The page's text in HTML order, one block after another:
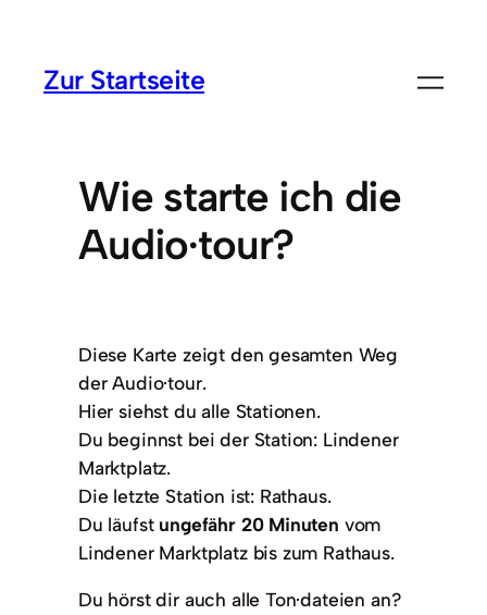
Zur Startseite
Wie starte ich die
Audio·tour?
Diese Karte zeigt den gesamten Weg
der Audio·tour.
Hier siehst du alle Stationen.
Du beginnst bei der Station: Lindener
Marktplatz.
Die letzte Station ist: Rathaus.
Du läufst ungefähr 20 Minuten vom
Lindener Marktplatz bis zum Rathaus.
Du hörst dir auch alle Ton·dateien an?